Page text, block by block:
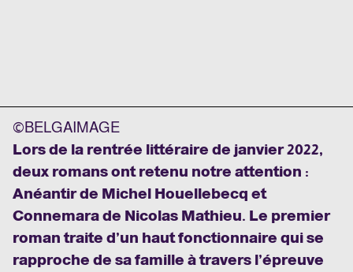
©BELGAIMAGE
Lors de la rentrée littéraire de janvier 2022,
deux romans ont retenu notre attention :
Anéantir de Michel Houellebecq et
Connemara de Nicolas Mathieu. Le premier
roman traite d’un haut fonctionnaire qui se
rapproche de sa famille à travers l’épreuve